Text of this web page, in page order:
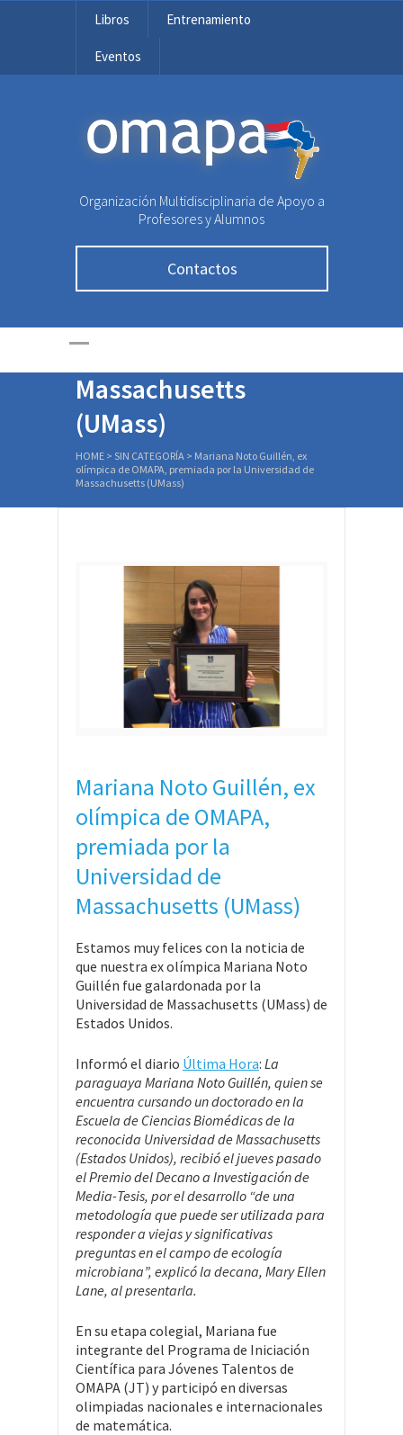
Libros Entrenamiento
Eventos
OMAPA
Organización Multidisciplinaria de Apoyo a
Profesores y Alumnos
Contactos
Mariana Noto Guillén,
ex olímpica de
OMAPA, premiada
por la Universidad de
Massachusetts
(UMass)
HOME > SIN CATEGORÍA > Mariana Noto Guillén, ex
olímpica de OMAPA, premiada por la Universidad de
Massachusetts (UMass)
Mariana Noto Guillén, ex
olímpica de OMAPA,
premiada por la
Universidad de
Massachusetts (UMass)
Estamos muy felices con la noticia de
que nuestra ex olímpica Mariana Noto
Guillén fue galardonada por la
Universidad de Massachusetts (UMass) de
Estados Unidos.
Informó el diario Última Hora: La
paraguaya Mariana Noto Guillén, quien se
encuentra cursando un doctorado en la
Escuela de Ciencias Biomédicas de la
reconocida Universidad de Massachusetts
(Estados Unidos), recibió el jueves pasado
el Premio del Decano a Investigación de
Media-Tesis, por el desarrollo “de una
metodología que puede ser utilizada para
responder a viejas y significativas
preguntas en el campo de ecología
microbiana”, explicó la decana, Mary Ellen
Lane, al presentarla.
En su etapa colegial, Mariana fue
integrante del Programa de Iniciación
Científica para Jóvenes Talentos de
OMAPA (JT) y participó en diversas
olimpiadas nacionales e internacionales
de matemática.